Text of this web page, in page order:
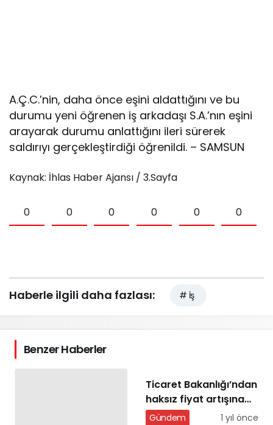
A.Ç.C.’nin, daha önce eşini aldattığını ve bu
durumu yeni öğrenen iş arkadaşı S.A.’nın eşini
arayarak durumu anlattığını ileri sürerek
saldırıyı gerçekleştirdiği öğrenildi. – SAMSUN
Kaynak: İhlas Haber Ajansı / 3.Sayfa
0 0 0 0 0 0
Haberle ilgili daha fazlası: # İş
Benzer Haberler
Ticaret Bakanlığı’ndan
haksız fiyat artışına
137 milyon TL ceza
Gündem 1 yıl önce